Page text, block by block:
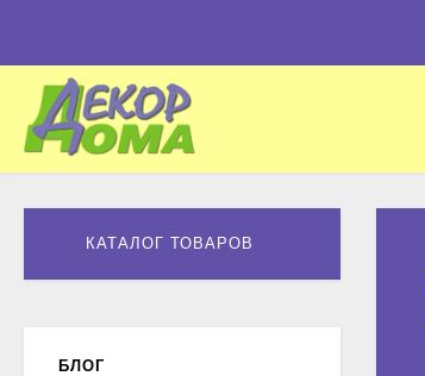
КАТАЛОГ ТОВАРОВ
БЛОГ